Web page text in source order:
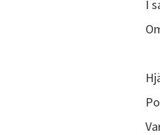
I